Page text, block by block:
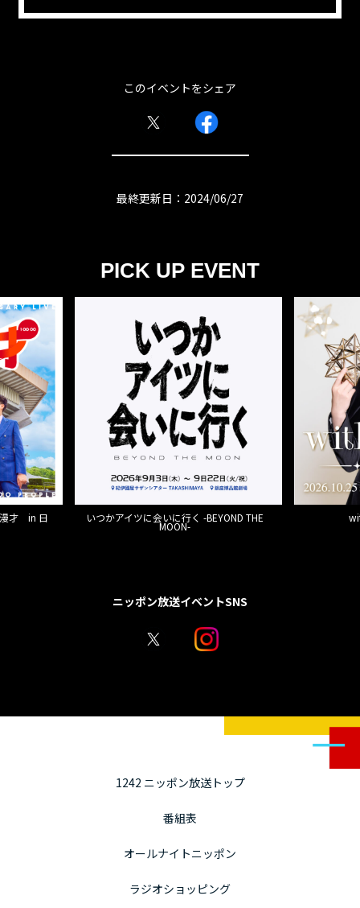
このイベントをシェア
最終更新日：2024/06/27
PICK UP EVENT
漫才 in 日 いつかアイツに会いに行く -BEYOND THE
MOON-
ニッポン放送イベントSNS
1242 ニッポン放送トップ
番組表
オールナイトニッポン
ラジオショッピング